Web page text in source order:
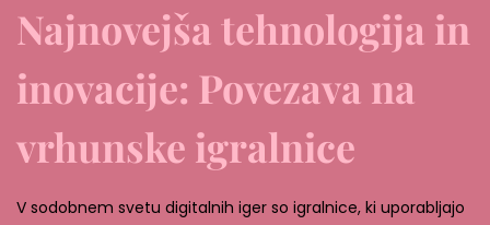
Najnovejša tehnologija in
inovacije: Povezava na
vrhunske igralnice
V sodobnem svetu digitalnih iger so igralnice, ki uporabljajo